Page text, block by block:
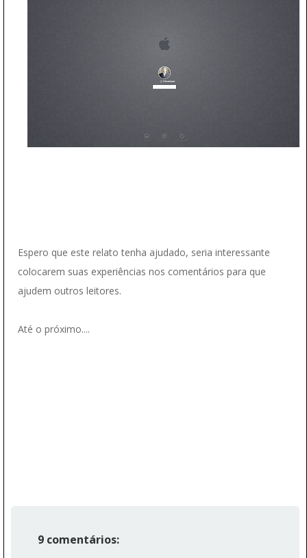
Espero que este relato tenha ajudado, seria interessante
colocarem suas experiências nos comentários para que
ajudem outros leitores.
Até o próximo....
9 comentários: